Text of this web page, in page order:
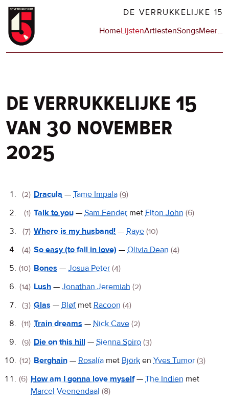
Overslaan
naar
DE VERRUKKELIJKE 15
Hoofdnavigatie
HomeLijstenArtiestenSongsMeerop
…
de verrukkelijke 15
van 30 november
2025
De
Verrukkelijke
15
(2) Dracula — Tame Impala (9)
(1) Talk to you — Sam Fender met Elton John (6)
(7) Where is my husband! — Raye (10)
(4) So easy (to fall in love) — Olivia Dean (4)
(10) Bones — Josua Peter (4)
(14) Lush — Jonathan Jeremiah (2)
(3) Glas — Bløfmet Racoon (4)
(11) Train dreams — Nick Cave (2)
(9) Die on this hill — Sienna Spiro (3)
(12) Berghain — Rosalía met Björk en Yves Tumor (3)
(6) How am I gonna love myself—The Indien met
Marcel Veenendaal (8)